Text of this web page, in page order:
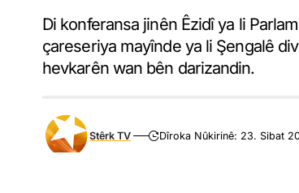
Di konferansa jinên Êzidî ya li
çareseriya mayînde ya li Şengalê
hevkarên wan bên darizandin.
Stêrk TV Dîroka Nûkirinê: 23. Sibat